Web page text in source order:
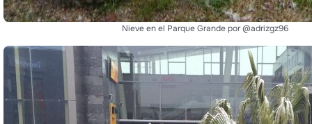
Nieve en el Parque Grande por @adrizgz96